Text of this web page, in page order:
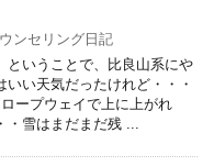
ンセリング日記
ということで、比良山系にや
いい天気だったけれど・・・
ープウェイで上に上がれ
・雪はまだまだ残 ...